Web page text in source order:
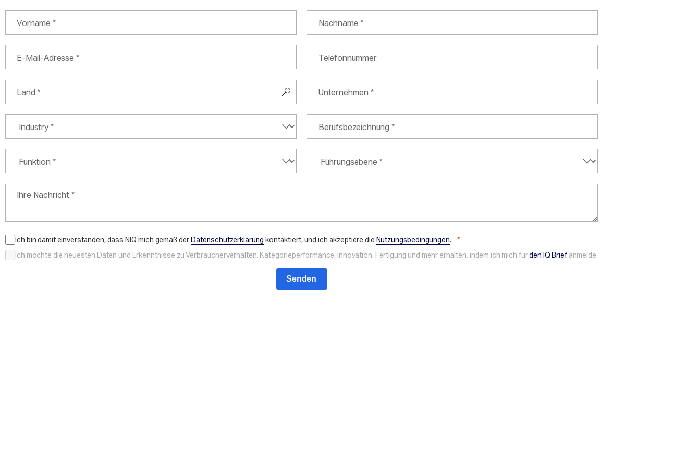
Ich bin damit einverstanden, dass NIQ mich gemäß derDatenschutzerklärung kontaktiert, und ich akzeptiere die Nutzungsbedingungen.
Ich möchte die neuesten Daten und Erkenntnisse zu Verbraucherverhalten, Kategorieperformance, Innovation, Fertigung und mehr erhalten, indem ich mich fürden IQ Briefanmelde.
Senden